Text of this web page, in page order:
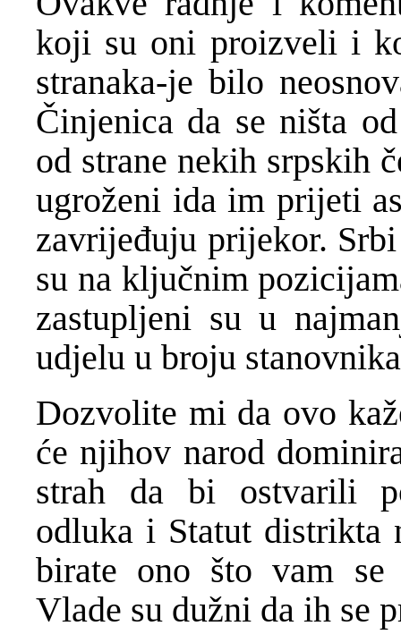
koji su oni proizveli i
stranaka-je bilo
Činjenica da se ništa
od strane nekih srpskih
ugroženi ida im prijeti
zavrijeđuju prijekor.
su na ključnim
zastupljeni su u
udjelu u broju
Dozvolite mi da ovo
će njihov narod
strah da bi ostvarili
odluka i Statut
birate ono što vam se
Vlade su dužni da ih se